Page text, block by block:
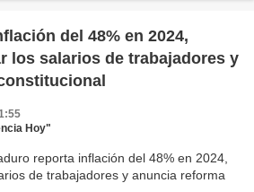
del 48% en 2024,
los salarios de trabajadores y
Hoy"